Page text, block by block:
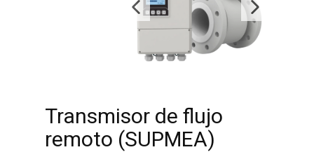
Transmisor de flujo
remoto (SUPMEA)